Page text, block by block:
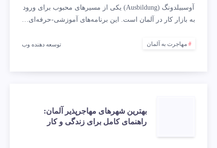
آوسبیلدونگ (Ausbildung) یکی از مسیرهای محبوب برای ورود
به بازار کار در آلمان است. این برنامه‌های آموزشی-حرفه‌ای…
مهاجرت به آلمان توسعه دهنده وب
بهترین شهرهای مهاجرپذیر آلمان:
راهنمای کامل برای زندگی و کار